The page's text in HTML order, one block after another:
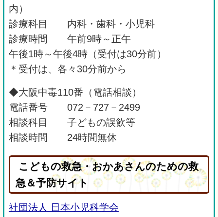
内）
診療科目 内科・歯科・小児科
診療時間 午前9時～正午
午後1時～午後4時（受付は30分前）
＊受付は、各々30分前から
◆大阪中毒110番（電話相談）
電話番号 072－727－2499
相談科目 子どもの誤飲等
相談時間 24時間無休
こどもの救急・おかあさんのための救
急＆予防サイト
社団法人 日本小児科学会